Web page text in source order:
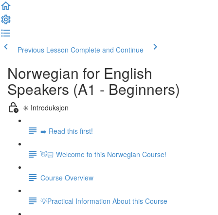
Previous Lesson Complete and Continue
Norwegian for English
Speakers (A1 - Beginners)
✳️ Introduksjon
➡️ Read this first!
👋🏻 Welcome to this Norwegian Course!
Course Overview
💡Practical Information About this Course